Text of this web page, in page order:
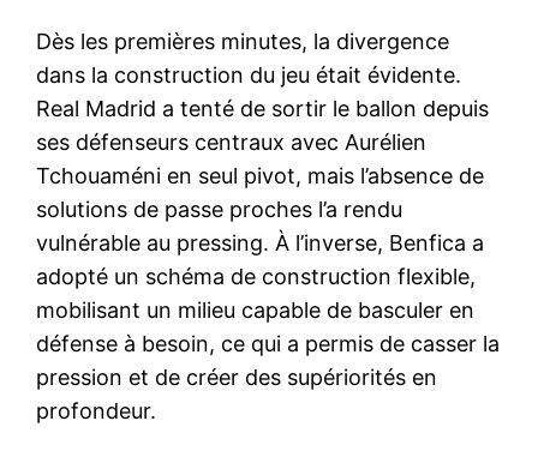
Dès les premières minutes, la divergence
dans la construction du jeu était évidente.
Real Madrid a tenté de sortir le ballon depuis
ses défenseurs centraux avec Aurélien
Tchouaméni en seul pivot, mais l’absence de
solutions de passe proches l’a rendu
vulnérable au pressing. À l’inverse, Benfica a
adopté un schéma de construction flexible,
mobilisant un milieu capable de basculer en
défense à besoin, ce qui a permis de casser la
pression et de créer des supériorités en
profondeur.